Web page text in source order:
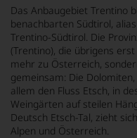
verändert.
Das Anbaugebiet Trentino
benachbarten Südtirol,
Trentino-Südtirol. Die
(Trentino), die übrigens
mehr zu Österreich,
gemeinsam: Die
allem den Fluss Etsch, in
Weingärten auf steilen
Deutsch Etsch-Tal, zieht
Alpen und Österreich.